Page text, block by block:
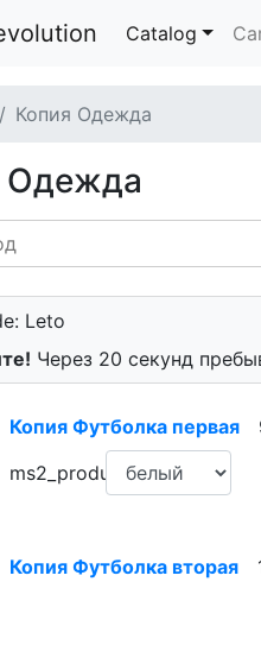
Catalog
Копия Одежда
Одежда
Leto
Через 20 секунд
Копия Футболка первая
ms2_product_color:
Копия Футболка вторая